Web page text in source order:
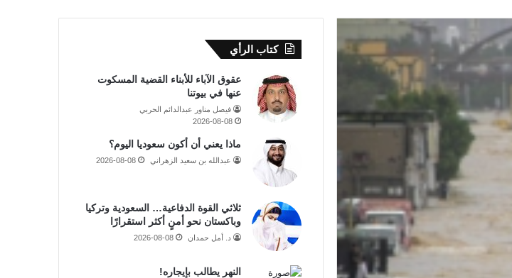
كتاب الرأي
عقوق الآباء للأبناء القضية المسكوت
عنها في بيوتنا
فيصل مناور عبدالدائم الحربي
2026-08-08
ماذا يعني أن أكون سعوديا اليوم؟
عبدالله بن سعيد الزهراني 2026-08-08
ثلاثي القوة الدفاعية… السعودية وتركيا
وباكستان نحو أمنٍ أكثر استقرارًا
د. أمل حمدان 2026-08-08
النهر يطالب بإيجاره!